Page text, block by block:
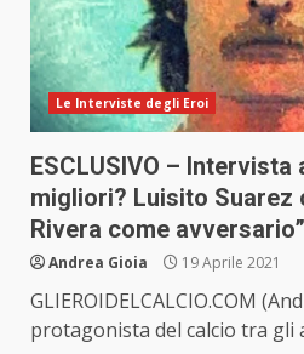
Le Interviste degli Eroi
ESCLUSIVO – Intervista
migliori? Luisito Suarez
Rivera come avversario”
Andrea Gioia 19 Aprile 2021
GLIEROIDELCALCIO.COM
protagonista del calcio tra gli